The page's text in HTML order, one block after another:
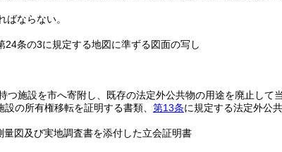
ならない。
条の3に規定する地図に準ずる図面の写し
つ施設を市へ寄附し、既存の法定外公共物の用途を廃止して
の所有権移転を証明する書類、 第13条に規定する法定外公
図及び実地調査書を添付した立会証明書